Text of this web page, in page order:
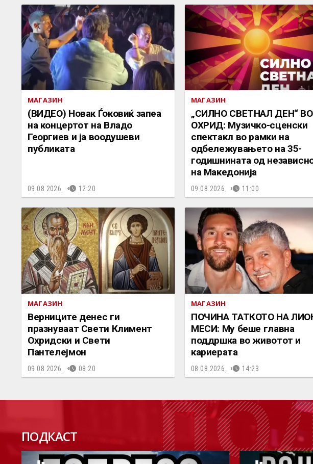
МАГАЗИН
(ВИДЕО) Новак Ѓоковиќ запеа
на концертот на Владo
Георгиев и ја воодушеви
публиката
09.08.2026. 12:20
МАГАЗИН
„СИЛНО СВЕТНАЛ ДЕН“ ВО
ОХРИД: Музичко-сценски
спектакл во рамки на
одбележувањето на 35-
годишнината од
на Македонија
09.08.2026. 11:00
МАГАЗИН
Верниците денес ги
празнуваат Свети Климент
Охридски и Свети
Пантелејмон
09.08.2026. 08:20
МАГАЗИН
ПОЧИНА ТАТКОТО НА
МЕСИ: Му беше главна
поддршка во животот и
кариерата
08.08.2026. 14:23
ПОДКАСТ